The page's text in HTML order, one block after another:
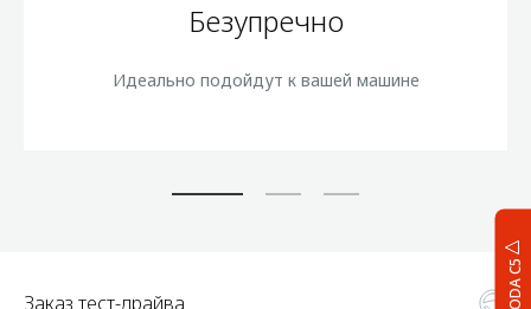
Безупречно
Идеально подойдут к вашей машине
Заказ тест-драйва